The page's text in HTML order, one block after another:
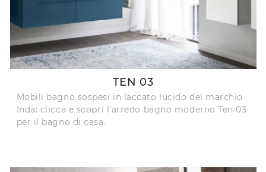
TEN 03
Mobili bagno sospesi in laccato lucido del marchio
Inda: clicca e scopri l'arredo bagno moderno Ten 03
per il bagno di casa.